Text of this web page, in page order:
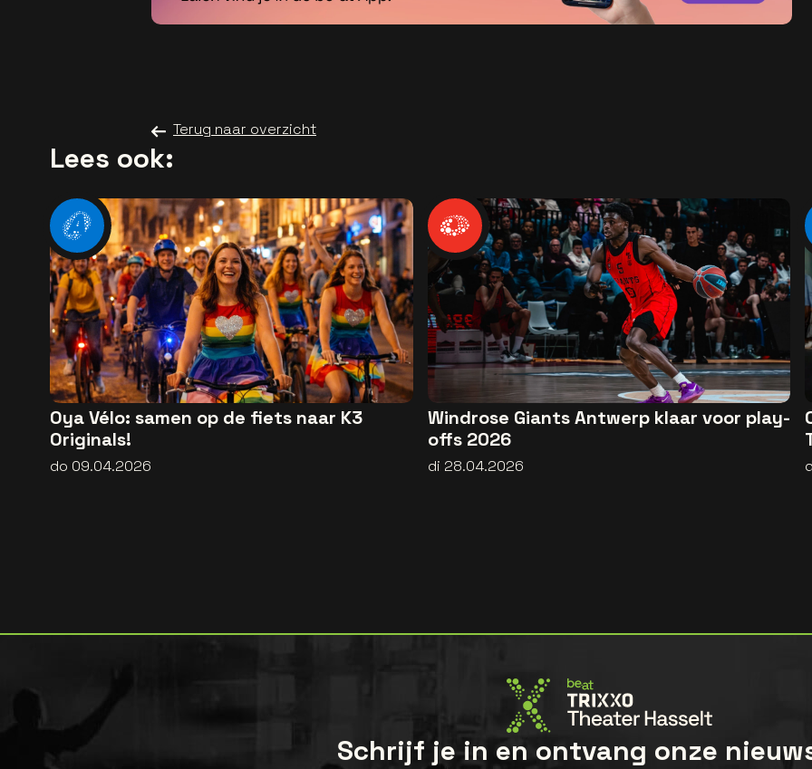
Terug naar overzicht
Lees ook:
Oya Vélo: samen op de fiets naar K3
Originals!
do 09.04.2026
Windrose Giants Antwerp klaar voor play-
offs 2026
di 28.04.2026
Schrijf je in en ontvang onze